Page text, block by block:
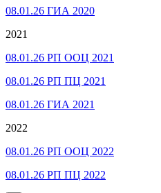
08.01.26 ГИА 2020
2021
08.01.26 РП ООЦ 2021
08.01.26 РП ПЦ 2021
08.01.26 ГИА 2021
2022
08.01.26 РП ООЦ 2022
08.01.26 РП ПЦ 2022